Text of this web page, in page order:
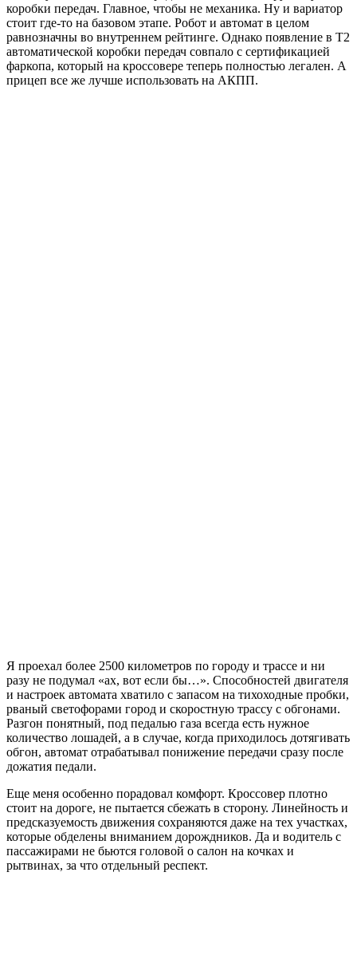
коробки передач. Главное, чтобы не механика. Ну и вариатор
стоит где-то на базовом этапе. Робот и автомат в целом
равнозначны во внутреннем рейтинге. Однако появление в T2
автоматической коробки передач совпало с сертификацией
фаркопа, который на кроссовере теперь полностью легален. А
прицеп все же лучше использовать на АКПП.
Я проехал более 2500 километров по городу и трассе и ни
разу не подумал «ах, вот если бы…». Способностей двигателя
и настроек автомата хватило с запасом на тихоходные пробки,
рваный светофорами город и скоростную трассу с обгонами.
Разгон понятный, под педалью газа всегда есть нужное
количество лошадей, а в случае, когда приходилось дотягивать
обгон, автомат отрабатывал понижение передачи сразу после
дожатия педали.
Еще меня особенно порадовал комфорт. Кроссовер плотно
стоит на дороге, не пытается сбежать в сторону. Линейность и
предсказуемость движения сохраняются даже на тех участках,
которые обделены вниманием дорождников. Да и водитель с
пассажирами не бьются головой о салон на кочках и
рытвинах, за что отдельный респект.